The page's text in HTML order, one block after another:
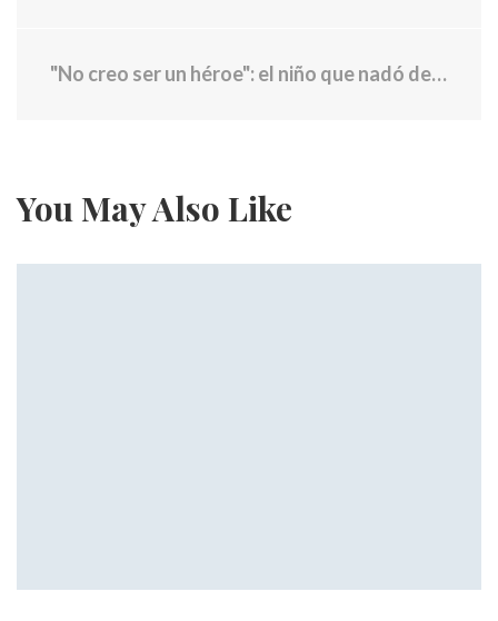
"No creo ser un héroe": el niño que nadó de forma "sobrehumana" durante 4 horas para salvar a su madre y sus hermanos
You May Also Like